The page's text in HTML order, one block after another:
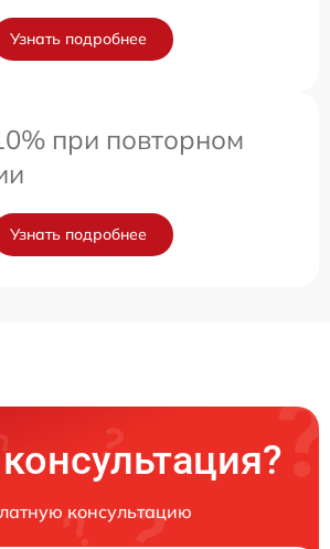
Узнать подробнее
при повторном
Узнать подробнее
консультацию